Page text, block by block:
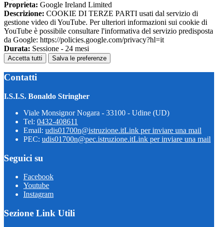
Proprieta: Google Ireland Limited
Descrizione: COOKIE DI TERZE PARTI usati dal servizio di
gestione video di YouTube. Per ulteriori informazioni sui cookie di
YouTube è possibile consultare l'informativa del servizio predisposta
da Google: https://policies.google.com/privacy?hl=it
Durata: Sessione - 24 mesi
Accetta tutti Salva le preferenze
Contatti
I.S.I.S. Bonaldo Stringher
Viale Monsignor Nogara - 33100 - Udine (UD)
Tel: 0432-408611
Email: udis01700n@istruzione.itLink per inviare una mail
PEC: udis01700n@pec.istruzione.itLink per inviare una mail
Seguici su
Facebook
Youtube
Instagram
Sezione Link Utili